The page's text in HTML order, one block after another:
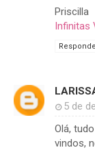
Priscilla
Infinitas
5 de
Olá,
vindos,